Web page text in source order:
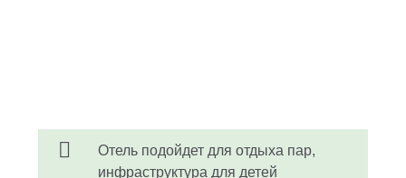
Отель подойдет для отдыха пар,
инфраструктура для детей